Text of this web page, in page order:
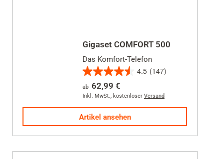
Gigaset COMFORT 500
Das Komfort-Telefon
4.5 (147)
4.5
von
Sternen.
147
Bewertungen
ab 62,99 €
Inkl. MwSt., kostenloser Versand
Artikel ansehen